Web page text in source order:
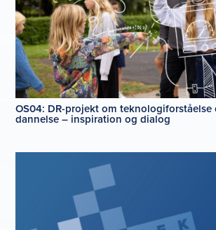
OS04: DR-projekt om
dannelse – inspiration og dialog